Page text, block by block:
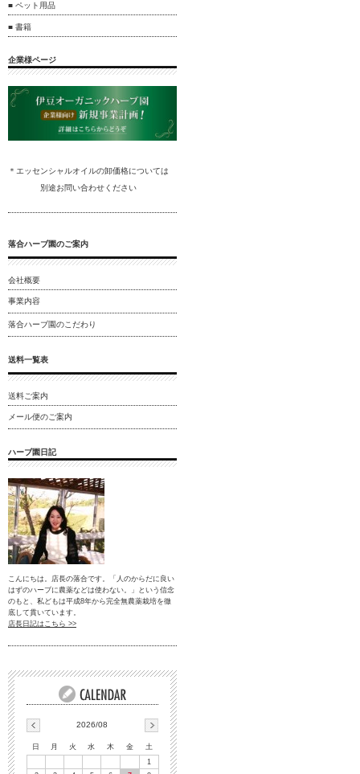
■ ペット用品
■ 書籍
企業様ページ
＊エッセンシャルオイルの卸価格については
別途お問い合わせください
落合ハーブ園のご案内
会社概要
事業内容
落合ハーブ園のこだわり
送料一覧表
送料ご案内
メール便のご案内
ハーブ園日記
こんにちは。店長の落合です。「人のからだに良い
はずのハーブに農薬などは使わない。」という信念
のもと、私どもは平成8年から完全無農薬栽培を徹
底して貫いています。
店長日記はこちら >>
2026/08
日 月 火 水 木 金
土
1